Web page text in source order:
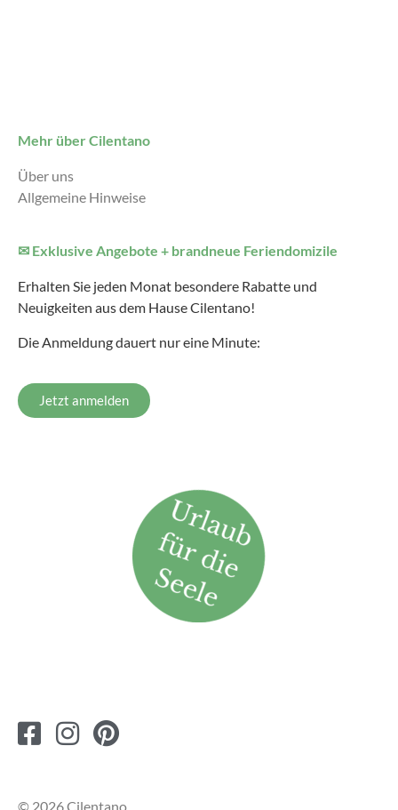
Mehr über Cilentano
Über uns
Allgemeine Hinweise
✉ Exklusive Angebote + brandneue Feriendomizile
Erhalten Sie jeden Monat besondere Rabatte und
Neuigkeiten aus dem Hause Cilentano!
Die Anmeldung dauert nur eine Minute:
Jetzt anmelden
© 2026 Cilentano